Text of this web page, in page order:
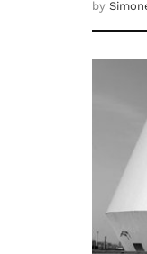
by